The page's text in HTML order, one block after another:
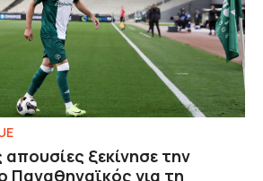
ξεκίνησε την
Παναθηναϊκός για τη